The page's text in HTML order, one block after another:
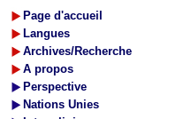
Page d'accueil
Langues
Archives/Recherche
A propos
Perspective
Nations Unies